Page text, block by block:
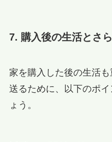
7. 購入後の生活とさ
家を購入した後の生活
送るために、以下のポ
ょう。